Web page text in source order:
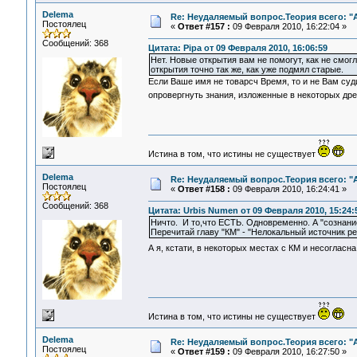
Delema
Постоялец
Сообщений: 368
Re: Неудаляемый вопрос.Теория всего:
« Ответ #157 : 09 Февраля 2010, 16:22:04 »
Цитата: Pipa от 09 Февраля 2010, 16:06:59
Нет. Новые открытия вам не помогут, как не
открытия точно так же, как уже подмял старые.
Если Ваше имя не товарсч Время, то и не Вам
опровергнуть знания, изложенные в некоторых
Истина в том, что истины не существует
Delema
Постоялец
Сообщений: 368
Re: Неудаляемый вопрос.Теория всего:
« Ответ #158 : 09 Февраля 2010, 16:24:41 »
Цитата: Urbis Numen от 09 Февраля 2010,
Ничто. И то,что ЕСТЬ. Одновременно. А
Перечитай главу "КМ" - "Нелокальный источник
А я, кстати, в некоторых местах с КМ и
Истина в том, что истины не существует
Delema
Постоялец
Re: Неудаляемый вопрос.Теория всего:
« Ответ #159 : 09 Февраля 2010, 16:27:50 »